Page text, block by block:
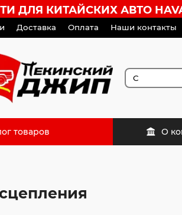
ДЛЯ КИТАЙСКИХ АВТО
Доставка Оплата Наши контакты
товаров О